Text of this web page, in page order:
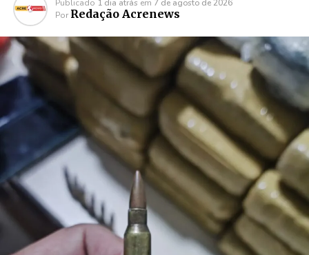
Publicado 1 dia atrás em 7 de agosto de 2026
Por Redação Acrenews